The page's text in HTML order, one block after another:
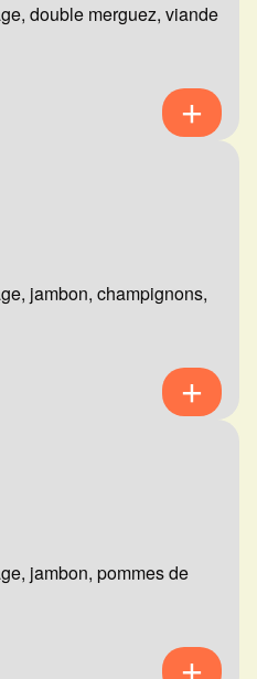
double merguez, viande
jambon, champignons,
jambon, pommes de